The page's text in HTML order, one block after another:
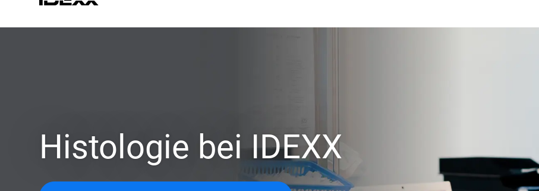
Histologie bei IDEXX